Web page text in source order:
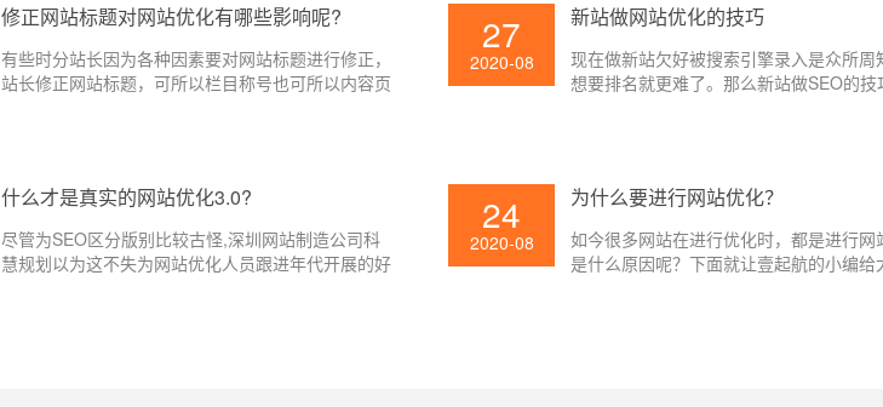
到, 网站优化作业也就无法顺利开展。
修正网站标题对网站优化有哪些影响呢?
有些时分站长因为各种因素要对网站标题进行修正，
站长修正网站标题，可所以栏目称号也可所以内容页
大家介绍一下吧。
27
2020-08
新站做网站优化的技巧
现在做新站欠好被搜索引擎录入是众所周
想要排名就更难了。那么新站做SEO的
什么才是真实的网站优化3.0?
尽管为SEO区分版别比较古怪,深圳网站制造公司科
慧规划以为这不失为网站优化人员跟进年代开展的好
24
2020-08
为什么要进行网站优化？
如今很多网站在进行优化时，都是进行网
是什么原因呢？下面就让壹起航的小编给